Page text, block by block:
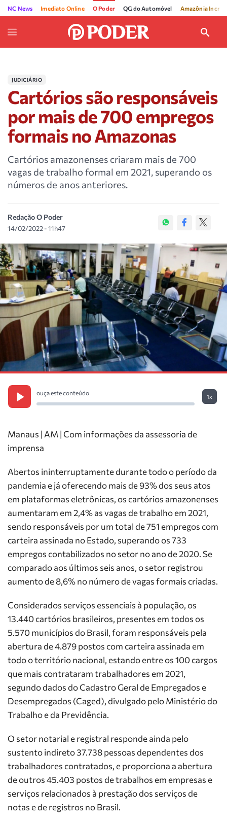
NC News Imediato Online O Poder QG do Automóvel Amazônia
JUDICIÁRIO
Cartórios são responsáveis
por mais de 700 empregos
formais no Amazonas
Cartórios amazonenses criaram mais de 700
vagas de trabalho formal em 2021, superando os
números de anos anteriores.
Redação O Poder
14/02/2022 - 11h47
ouça este conteúdo
1x
Manaus | AM | Com informações da assessoria de
imprensa
Abertos ininterruptamente durante todo o período da
pandemia e já oferecendo mais de 93% dos seus atos
em plataformas eletrônicas, os cartórios amazonenses
aumentaram em 2,4% as vagas de trabalho em 2021,
sendo responsáveis por um total de 751 empregos com
carteira assinada no Estado, superando os 733
empregos contabilizados no setor no ano de 2020. Se
comparado aos últimos seis anos, o setor registrou
aumento de 8,6% no número de vagas formais criadas.
Considerados serviços essenciais à população, os
13.440 cartórios brasileiros, presentes em todos os
5.570 municípios do Brasil, foram responsáveis pela
abertura de 4.879 postos com carteira assinada em
todo o território nacional, estando entre os 100 cargos
que mais contrataram trabalhadores em 2021,
segundo dados do Cadastro Geral de Empregados e
Desempregados (Caged), divulgado pelo Ministério do
Trabalho e da Previdência.
O setor notarial e registral responde ainda pelo
sustento indireto 37.738 pessoas dependentes dos
trabalhadores contratados, e proporciona a abertura
de outros 45.403 postos de trabalhos em empresas e
serviços relacionados à prestação dos serviços de
notas e de registros no Brasil.